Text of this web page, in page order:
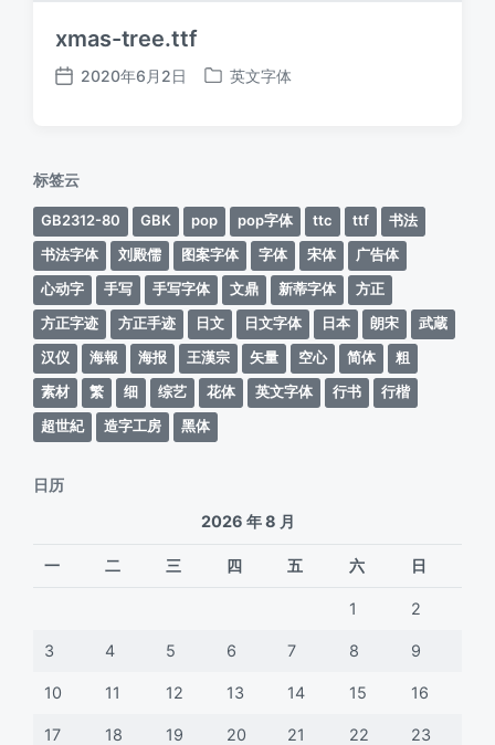
xmas-tree.ttf
发
2020年6月2日
发
英文字体
标签云
GB2312-80 GBK pop pop字体 ttc ttf
书法
书法字体
刘殿儒 图案字体 字体 宋体
广告体
心动字
手写 手写字体 文鼎 新蒂字体
方正
方正字迹
方正手迹 日文 日文字体 日本 朗宋
武蔵
汉仪
海報 海报 王漢宗 矢量 空心 简体
粗
素材
繁 细 综艺 花体 英文字体 行书
行楷
超世紀
造字工房 黑体
日历
2026 年 8 月
一 二 三 四 五 六 日
1 2
3 4 5 6 7 8 9
10 11 12 13 14 15 16
17 18 19 20 21 22 23